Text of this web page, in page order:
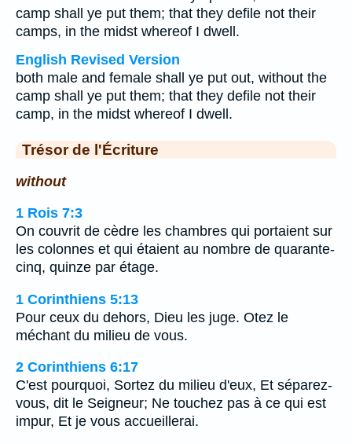
camp shall ye put them; that they defile not their
camps, in the midst whereof I dwell.
English Revised Version
both male and female shall ye put out, without the
camp shall ye put them; that they defile not their
camp, in the midst whereof I dwell.
Trésor de l'Écriture
without
1 Rois 7:3
On couvrit de cèdre les chambres qui portaient sur
les colonnes et qui étaient au nombre de quarante-
cinq, quinze par étage.
1 Corinthiens 5:13
Pour ceux du dehors, Dieu les juge. Otez le
méchant du milieu de vous.
2 Corinthiens 6:17
C'est pourquoi, Sortez du milieu d'eux, Et séparez-
vous, dit le Seigneur; Ne touchez pas à ce qui est
impur, Et je vous accueillerai.